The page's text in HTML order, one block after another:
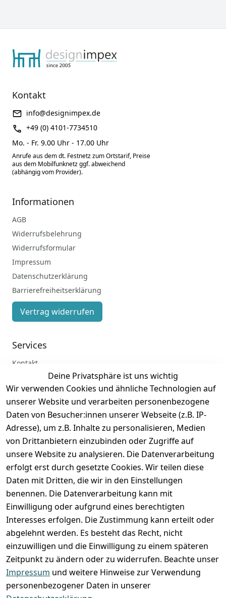
Deine Privatsphäre ist uns wichtig
Wir verwenden Cookies und ähnliche Technologien auf
unserer Website und verarbeiten personenbezogene
Daten von Besucher:innen unserer Webseite (z.B. IP-
Adresse), um z.B. Inhalte zu personalisieren, Medien
von Drittanbietern einzubinden oder Zugriffe auf
unsere Website zu analysieren. Die Datenverarbeitung
erfolgt erst durch gesetzte Cookies. Wir teilen diese
Daten mit Dritten, die wir in den Einstellungen
benennen. Die Datenverarbeitung kann mit
Einwilligung oder aufgrund eines berechtigten
Interesses erfolgen. Die Zustimmung kann erteilt oder
abgelehnt werden. Es besteht das Recht, nicht
einzuwilligen und die Einwilligung zu einem späteren
Zeitpunkt zu ändern oder zu widerrufen. Beachte unser
Impressum und weitere Hinweise zur Verwendung
personenbezogener Daten in unserer
Kontakt
info@designimpex.de
+49 (0) 4101-7734510
Mo. - Fr. 9.00 Uhr - 17.00 Uhr
Anrufe aus dem dt. Festnetz zum Ortstarif, Preise
aus dem Mobilfunknetz ggf. abweichend
(abhängig vom Provider).
Informationen
AGB
Widerrufsbelehrung
Widerrufsformular
Impressum
Datenschutzerklärung
Barrierefreiheitserklärung
Vertrag widerrufen
Services
Kontakt
Registrieren
Zahlung und Versand
VORKASSE RECHNUNG